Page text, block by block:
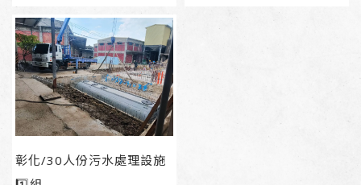
彰化/30人份污水處理設施